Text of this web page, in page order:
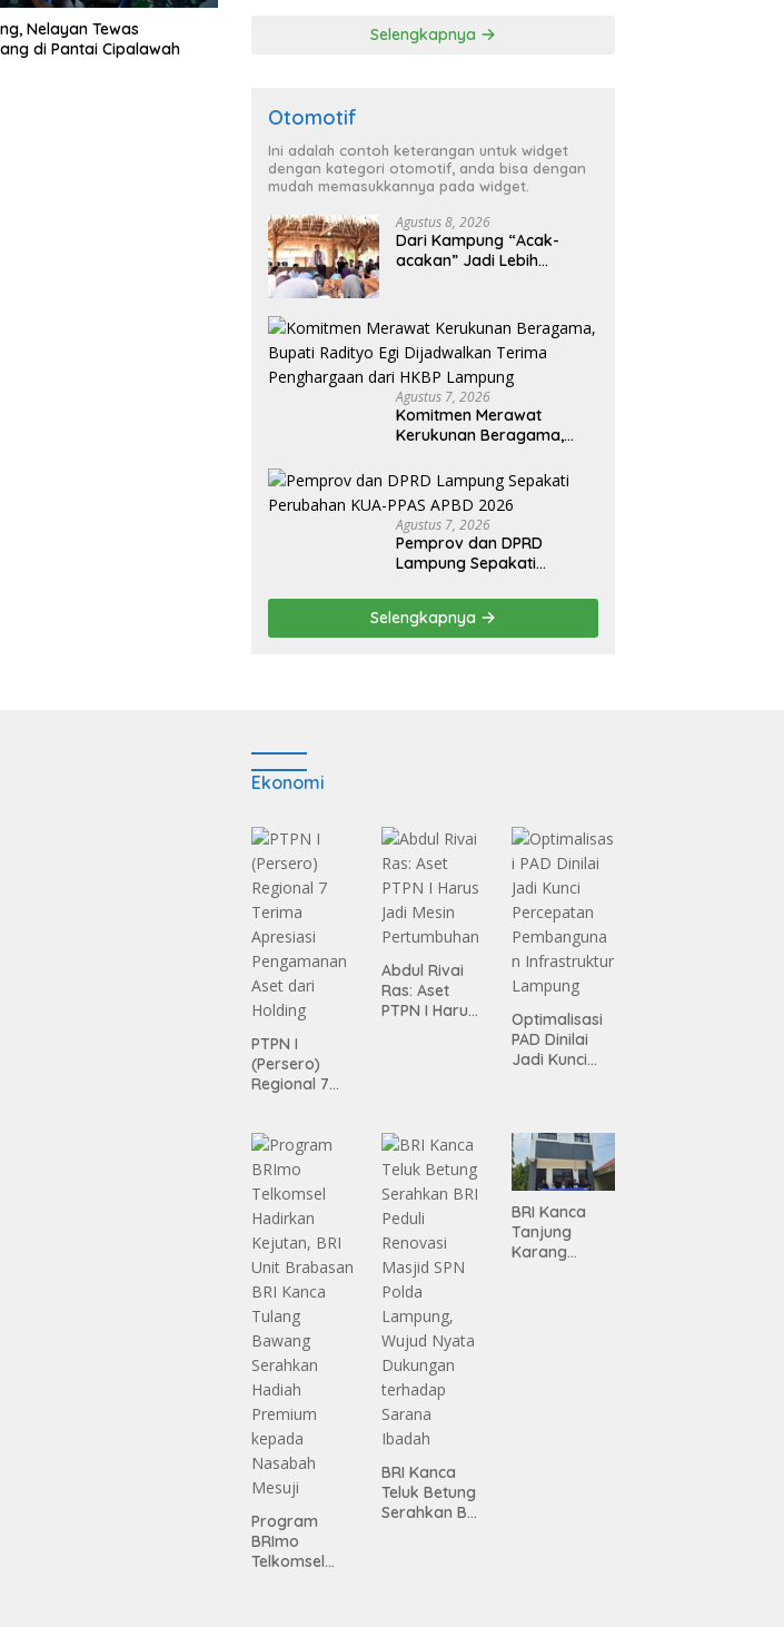
Nelayan Tewas
di Pantai Cipalawah
Selengkapnya
Otomotif
Ini adalah contoh keterangan untuk widget
dengan kategori otomotif, anda bisa dengan
mudah memasukkannya pada widget.
Agustus 8, 2026
Dari Kampung “Acak-
acakan” Jadi Lebih
Besar Desa Helau
Agustus 7, 2026
Komitmen Merawat
Kerukunan Beragama,
Dijadwalkan Terima
Penghargaan dari HKBP
Lampung
Agustus 7, 2026
Pemprov dan DPRD
Lampung Sepakati
APBD 2026
Selengkapnya
Ekonomi
PTPN I
(Persero)
Regional 7
Pengamanan
Aset dari
Holding
Abdul Rivai
Ras: Aset
PTPN I Harus
Optimalisasi
PAD Dinilai
Jadi Kunci
Infrastruktur
Lampung
Program
BRImo
Telkomsel
BRI Kanca
Teluk Betung
Serahkan BRI
BRI Kanca
Tanjung
Karang